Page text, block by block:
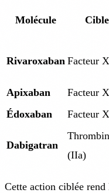
Molécule Cible
Rivaroxaban Facteur
Apixaban Facteur
Édoxaban
Facteur
Dabigatran
(IIa)
Cette action ciblée